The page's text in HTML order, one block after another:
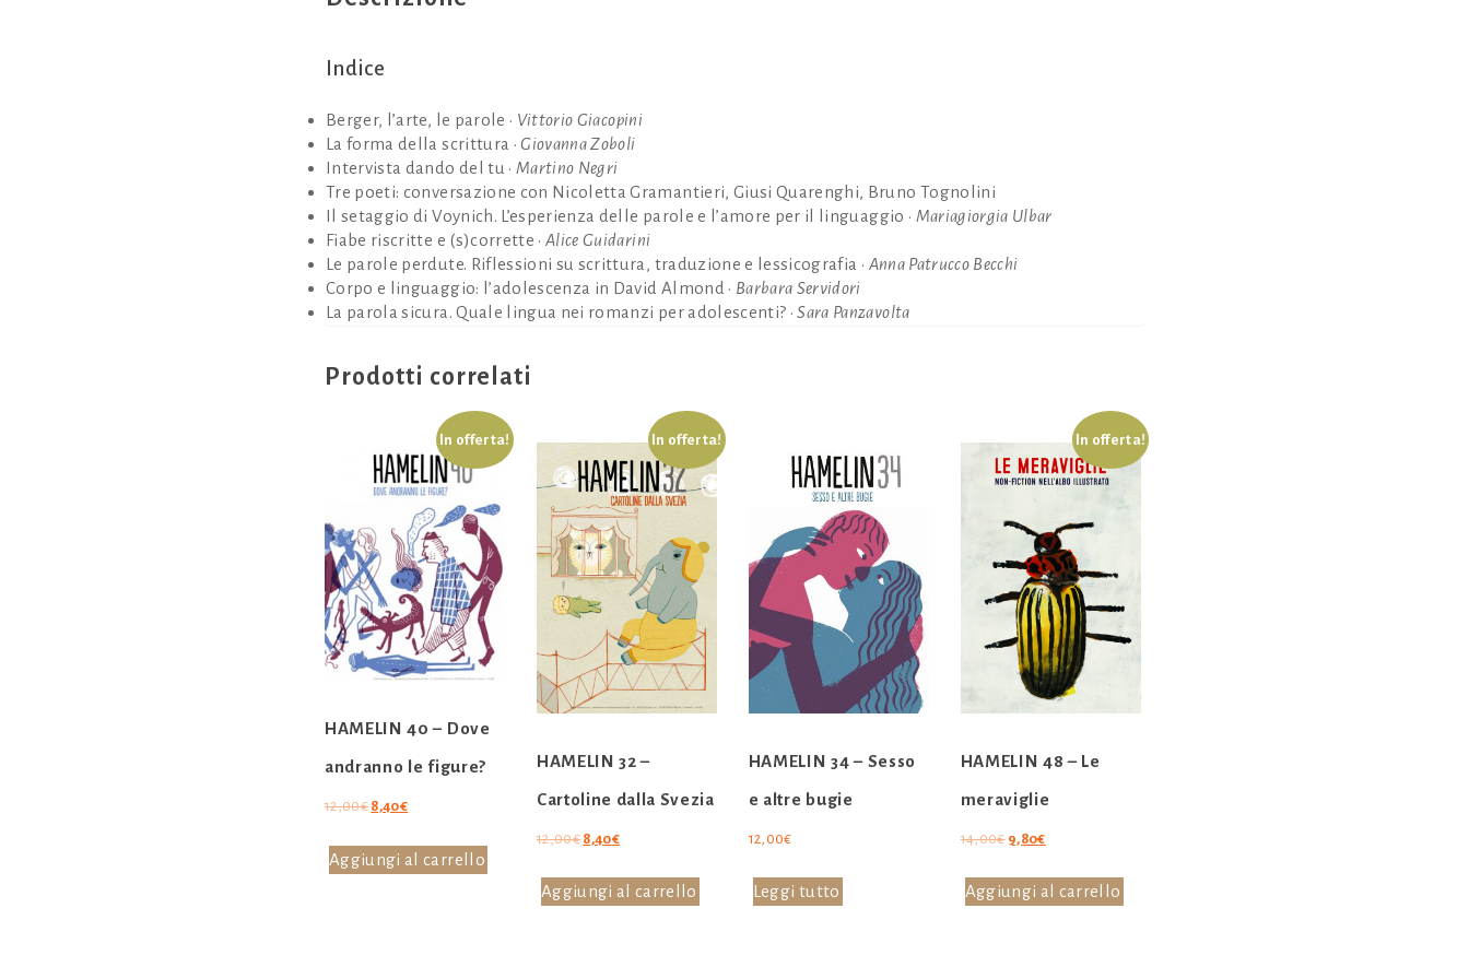
Indice
Berger, l’arte, le parole • Vittorio Giacopini
La forma della scrittura •Giovanna Zoboli
Intervista dando del tu • Martino Negri
Tre poeti: conversazione con Nicoletta Gramantieri, Giusi Quarenghi, Bruno Tognolini
Il setaggio di Voynich. L’esperienza delle parole e l’amore per il linguaggio • Mariagiorgia Ulbar
Fiabe riscritte e (s)corrette •Alice Guidarini
Le parole perdute. Riflessioni su scrittura, traduzione e lessicografia • Anna Patrucco Becchi
Corpo e linguaggio: l’adolescenza in David Almond • Barbara Servidori
La parola sicura. Quale lingua nei romanzi per adolescenti? •Sara Panzavolta
Prodotti correlati
In offerta!
HAMELIN 40 – Dove
andranno le figure?
12,00€ Il
originale
era:
8,40€Il
attuale
è:
Aggiungi al carrello
In offerta!
HAMELIN 32 –
Cartoline dalla Svezia
12,00€ Il
originale
era:
8,40€Il
attuale
è:
Aggiungi al carrello
HAMELIN 34 – Sesso
e altre bugie
12,00€
Leggi tutto
In offerta!
HAMELIN 48 – Le
meraviglie
14,00€ Il
originale
era:
9,80€Il
attuale
è:
Aggiungi al carrello